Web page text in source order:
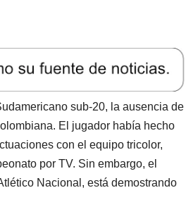
sub-20, la ausencia de
El jugador había hecho
con el equipo tricolor,
por TV. Sin embargo, el
Nacional, está demostrando